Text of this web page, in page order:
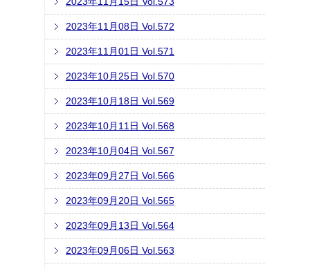
2023年11月08日 Vol.572
2023年11月01日 Vol.571
2023年10月25日 Vol.570
2023年10月18日 Vol.569
2023年10月11日 Vol.568
2023年10月04日 Vol.567
2023年09月27日 Vol.566
2023年09月20日 Vol.565
2023年09月13日 Vol.564
2023年09月06日 Vol.563